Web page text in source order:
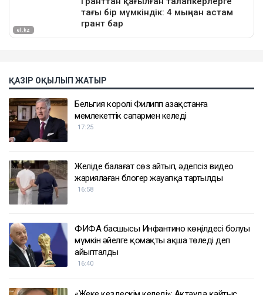
мемлекеттік сапармен келеді
17:25
жариялаған блогер жауапқа тартылды
16:58
мүмкін әйелге қомақты ақша төледі деп
айыпталды
16:40